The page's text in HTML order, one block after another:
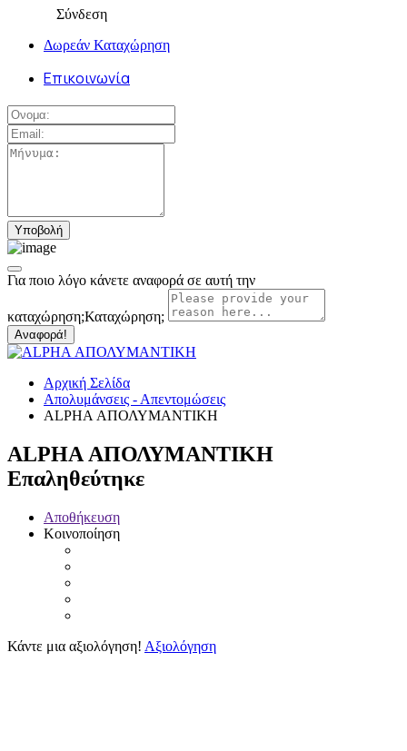
Σύνδεση
Δωρεάν Καταχώρηση
Επικοινωνία
Για ποιο λόγο κάνετε αναφορά σε αυτή την
καταχώρηση;Καταχώρηση;
Αναφορά!
Αρχική Σελίδα
Απολυμάνσεις - Απεντομώσεις
ALPHA ΑΠΟΛΥΜΑΝΤΙΚΗ
ALPHA ΑΠΟΛΥΜΑΝΤΙΚΗ
Επαληθεύτηκε
Αποθήκευση
Κοινοποίηση
Κάντε μια αξιολόγηση! Αξιολόγηση